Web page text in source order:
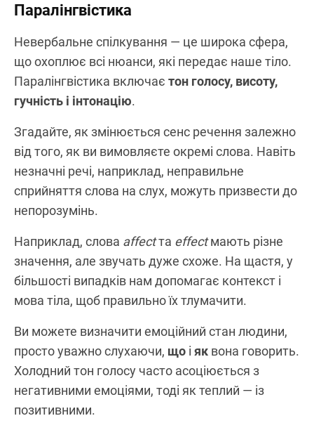
Паралінгвістика
Невербальне спілкування — це широка сфера,
що охоплює всі нюанси, які передає наше тіло.
Паралінгвістика включає тон голосу, висоту,
гучність і інтонацію.
Згадайте, як змінюється сенс речення залежно
від того, як ви вимовляєте окремі слова. Навіть
незначні речі, наприклад, неправильне
сприйняття слова на слух, можуть призвести до
непорозумінь.
Наприклад, слова affectта effectмають різне
значення, але звучать дуже схоже. На щастя, у
більшості випадків нам допомагає контекст і
мова тіла, щоб правильно їх тлумачити.
Ви можете визначити емоційний стан людини,
просто уважно слухаючи, що і як вона говорить.
Холодний тон голосу часто асоціюється з
негативними емоціями, тоді як теплий — із
позитивними.